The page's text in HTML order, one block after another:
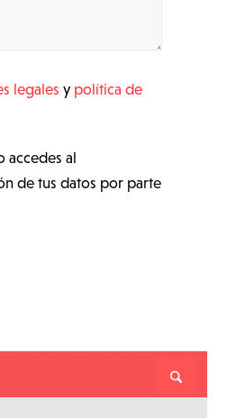
legales y política de
accedes al
de tus datos por parte